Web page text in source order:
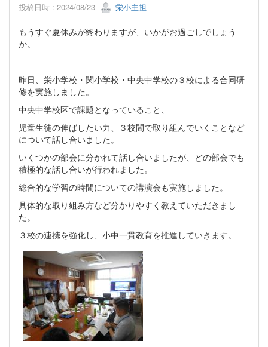
投稿日時 : 2024/08/23 栄小主担
もうすぐ夏休みが終わりますが、いかがお過ごしでしょう
か。
昨日、栄小学校・関小学校・中央中学校の３校による合同研
修を実施しました。
中央中学校区で課題となっていること、
児童生徒の伸ばしたい力、３校間で取り組んでいくことなど
について話し合いました。
いくつかの部会に分かれて話し合いましたが、どの部会でも
積極的な話し合いが行われました。
総合的な学習の時間についての講演会も実施しました。
具体的な取り組み方など分かりやすく教えていただきまし
た。
３校の連携を強化し、小中一貫教育を推進していきます。